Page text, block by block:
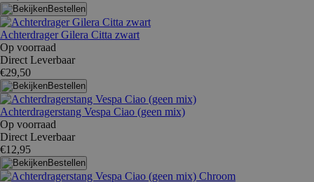
Bestellen
Achterdrager Gilera Citta zwart
Op voorraad
Direct Leverbaar
€29,50
Bestellen
Achterdragerstang Vespa Ciao (geen mix)
Op voorraad
Direct Leverbaar
€12,95
Bestellen